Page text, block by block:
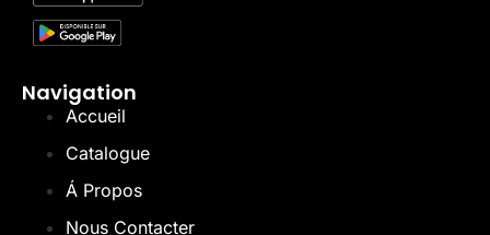
Navigation
Accueil
Catalogue
Á Propos
Nous Contacter